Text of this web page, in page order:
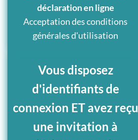
Vous disposez
d'identifiants de
connexion ET avez reçu
une invitation à
déclaration en ligne
Acceptation des conditions
générales d'utilisation